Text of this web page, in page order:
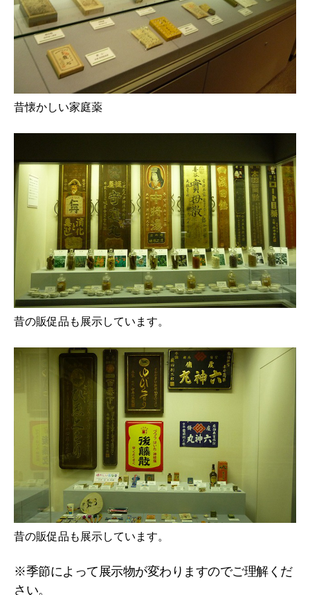
昔懐かしい家庭薬
昔の販促品も展示しています。
昔の販促品も展示しています。
※季節によって展示物が変わりますのでご理解くだ
さい。